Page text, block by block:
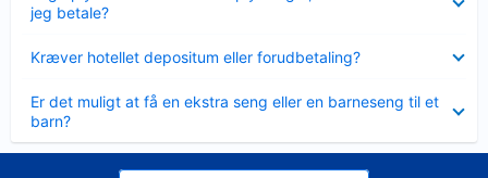
jeg betale?
Kræver hotellet depositum eller forudbetaling?
Er det muligt at få en ekstra seng eller en barneseng til et
barn?